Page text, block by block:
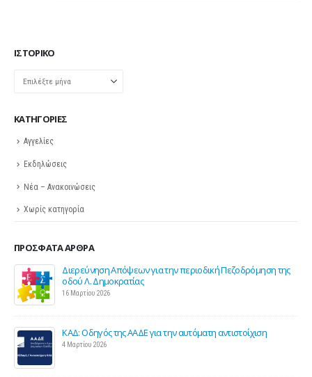
ΙΣΤΟΡΙΚΌ
Ιστορικό
KΑΤΗΓΟΡΊΕΣ
Αγγελίες
Εκδηλώσεις
Νέα – Ανακοινώσεις
Χωρίς κατηγορία
ΠΡΌΣΦΑΤΑ ΆΡΘΡΑ
Διερεύνηση Απόψεων για την περιοδική Πεζοδρόμηση της
οδού Λ. Δημοκρατίας
16 Μαρτίου 2026
ΚΑΔ: Οδηγός της ΑΑΔΕ για την αυτόματη αντιστοίχιση
4 Μαρτίου 2026